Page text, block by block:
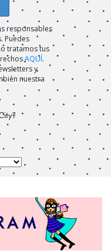
responsables
Puedes
tratamos tus
AQUÍ.
y
nuestra